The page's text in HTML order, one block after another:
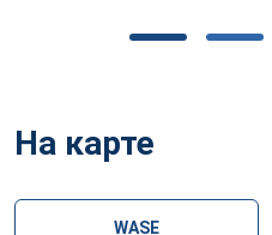
На карте
WASE